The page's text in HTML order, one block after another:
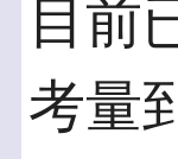
目前
考量